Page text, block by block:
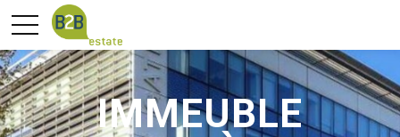
IMMEUBLE